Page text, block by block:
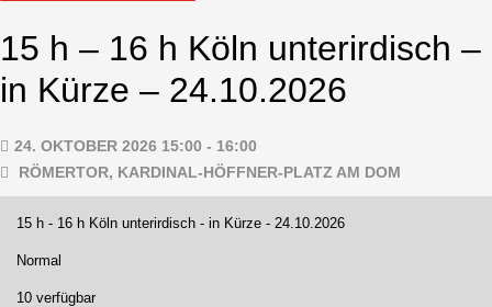
15 h – 16 h Köln unterirdisch –
in Kürze – 24.10.2026
24. OKTOBER 2026 15:00 - 16:00
RÖMERTOR, KARDINAL-HÖFFNER-PLATZ AM DOM
15 h - 16 h Köln unterirdisch - in Kürze - 24.10.2026
Normal
10 verfügbar